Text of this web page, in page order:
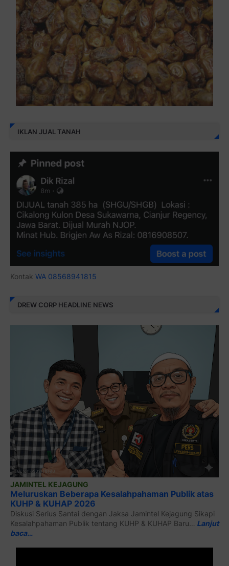
IKLAN JUAL TANAH
Kontak WA 08568941815
DREW CORP HEADLINE NEWS
JAMINTEL KEJAGUNG
Meluruskan Beberapa Kesalahpahaman Publik atas
KUHP & KUHAP 2026
Diskusi Serius Santai dengan Jaksa Jamintel Kejagung Sikapi
Kesalahpahaman Publik tentang KUHP & KUHAP Baru… Lanjut
baca…